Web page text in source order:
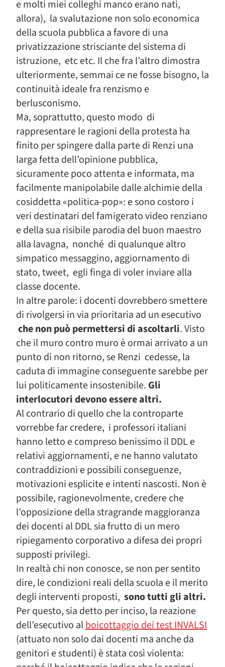
e molti miei colleghi manco erano nati,
allora), la svalutazione non solo economica
della scuola pubblica a favore di una
privatizzazione strisciante del sistema di
istruzione, etc etc. Il che fra l’altro dimostra
ulteriormente, semmai ce ne fosse bisogno, la
continuità ideale fra renzismo e
berlusconismo.
Ma, soprattutto, questo modo di
rappresentare le ragioni della protesta ha
finito per spingere dalla parte di Renzi una
larga fetta dell’opinione pubblica,
sicuramente poco attenta e informata, ma
facilmente manipolabile dalle alchimie della
cosiddetta «politica-pop»: e sono costoro i
veri destinatari del famigerato video renziano
e della sua risibile parodia del buon maestro
alla lavagna, nonché di qualunque altro
simpatico messaggino, aggiornamento di
stato, tweet, egli finga di voler inviare alla
classe docente.
In altre parole: i docenti dovrebbero smettere
di rivolgersi in via prioritaria ad un esecutivo
che non può permettersi di ascoltarli. Visto
che il muro contro muro è ormai arrivato a un
punto di non ritorno, se Renzi cedesse, la
caduta di immagine conseguente sarebbe per
lui politicamente insostenibile. Gli
interlocutori devono essere altri.
Al contrario di quello che la controparte
vorrebbe far credere, i professori italiani
hanno letto e compreso benissimo il DDL e
relativi aggiornamenti, e ne hanno valutato
contraddizioni e possibili conseguenze,
motivazioni esplicite e intenti nascosti. Non è
possibile, ragionevolmente, credere che
l’opposizione della stragrande maggioranza
dei docenti al DDL sia frutto di un mero
ripiegamento corporativo a difesa dei propri
supposti privilegi.
In realtà chi non conosce, se non per sentito
dire, le condizioni reali della scuola e il merito
degli interventi proposti, sono tutti gli altri.
Per questo, sia detto per inciso, la reazione
dell’esecutivo alboicottaggio dei test INVALSI
(attuato non solo dai docenti ma anche da
genitori e studenti) è stata così violenta: